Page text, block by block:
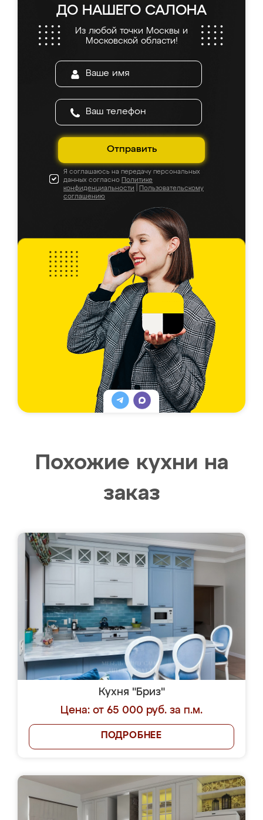
ДО НАШЕГО САЛОНА
Из любой точки Москвы и
Московской области!
Отправить
Я соглашаюсь на передачу персональных
данных согласно Политике
конфиденциальности
Пользовательскому
соглашению
Похожие кухни на
заказ
Кухня "Бриз"
Цена: от 65 000 руб. за п.м.
ПОДРОБНЕЕ